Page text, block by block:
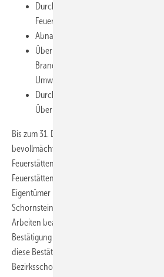
Durchführung der Feuerstättenschau
Feuerstättenbescheiden ­alle 3,5 Jahre
Abnahme von Feuerstätten nach
Überprüfung von Feuerstätten, wenn
Brandsicherheit nicht gewährleistet
Umwelteinwirkungen von einer
Durchführung von Ersatzvornahmen
Überprüfungen im Auftrag der
Bis zum 31. Dezember 2012 erhält der
bevollmächtigten Bezirksschornsteinfeger
Feuerstättenbescheid, in dem alle
Feuerstätten nach der 1. BImSchV und der
Eigentümer kann dann den bBSF oder einen
Schornsteinfegerbetrieb nach seiner Wahl
Arbeiten beauftragen (Adress-Register bei
Bestätigung der durchgeführten Arbeiten
diese Bestätigung nicht fristgerecht ein,
Bezirksschornsteinfeger die Behörde